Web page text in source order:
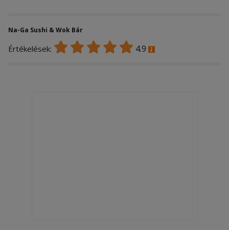
Na-Ga Sushi & Wok Bár
Értékelések: 4.9